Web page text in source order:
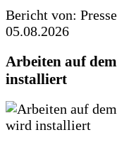
Bericht von:
05.08.2026
Arbeiten auf
installiert